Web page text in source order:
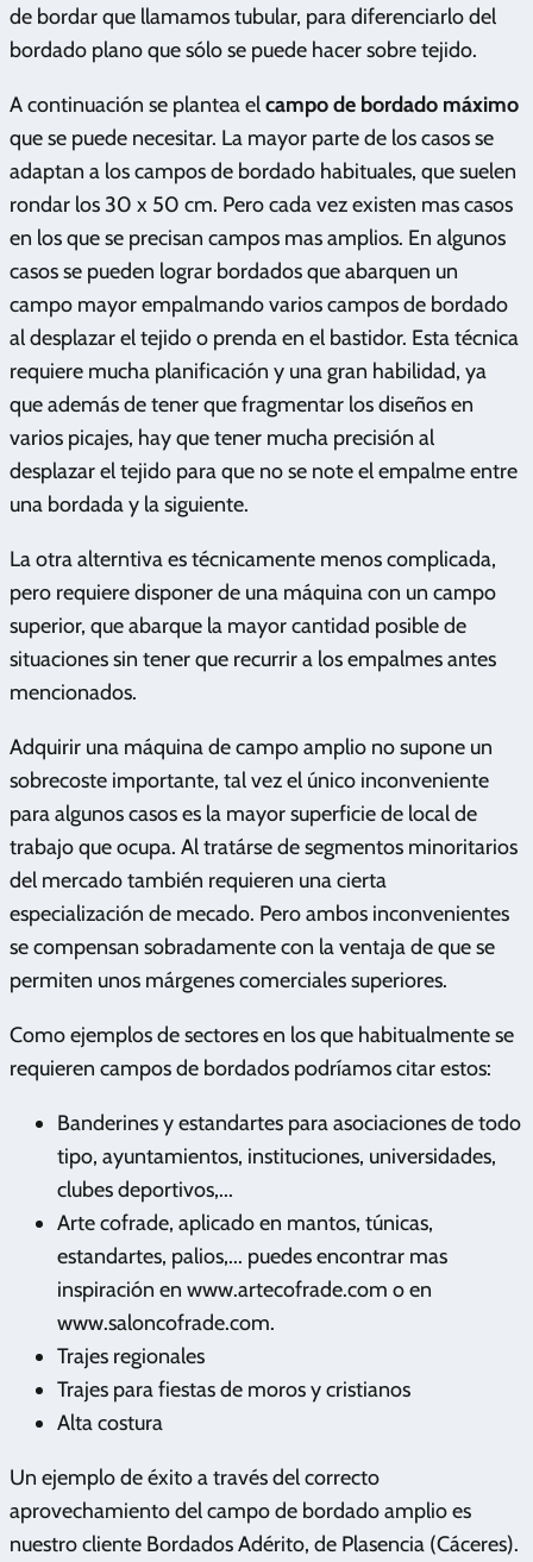
de bordar que llamamos tubular, para diferenciarlo del
bordado plano que sólo se puede hacer sobre tejido.
A continuación se plantea elcampo de bordado máximo
que se puede necesitar. La mayor parte de los casos se
adaptan a los campos de bordado habituales, que suelen
rondar los 30 x 50 cm. Pero cada vez existen mas casos
en los que se precisan campos mas amplios. En algunos
casos se pueden lograr bordados que abarquen un
campo mayor empalmando varios campos de bordado
al desplazar el tejido o prenda en el bastidor. Esta técnica
requiere mucha planificación y una gran habilidad, ya
que además de tener que fragmentar los diseños en
varios picajes, hay que tener mucha precisión al
desplazar el tejido para que no se note el empalme entre
una bordada y la siguiente.
La otra alterntiva es técnicamente menos complicada,
pero requiere disponer de una máquina con un campo
superior, que abarque la mayor cantidad posible de
situaciones sin tener que recurrir a los empalmes antes
mencionados.
Adquirir una máquina de campo amplio no supone un
sobrecoste importante, tal vez el único inconveniente
para algunos casos es la mayor superficie de local de
trabajo que ocupa. Al tratárse de segmentos minoritarios
del mercado también requieren una cierta
especialización de mecado. Pero ambos inconvenientes
se compensan sobradamente con la ventaja de que se
permiten unos márgenes comerciales superiores.
Como ejemplos de sectores en los que habitualmente se
requieren campos de bordados podríamos citar estos:
Banderines y estandartes para asociaciones de todo
tipo, ayuntamientos, instituciones, universidades,
clubes deportivos,...
Arte cofrade, aplicado en mantos, túnicas,
estandartes, palios,... puedes encontrar mas
inspiración en www.artecofrade.com o en
www.saloncofrade.com.
Trajes regionales
Trajes para fiestas de moros y cristianos
Alta costura
Un ejemplo de éxito a través del correcto
aprovechamiento del campo de bordado amplio es
nuestro cliente Bordados Adérito, de Plasencia (Cáceres).